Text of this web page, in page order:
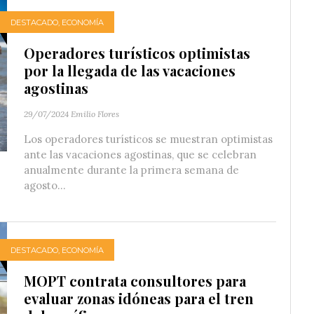
DESTACADO, ECONOMÍA
Operadores turísticos optimistas
por la llegada de las vacaciones
agostinas
29/07/2024 Emilio Flores
Los operadores turísticos se muestran optimistas
ante las vacaciones agostinas, que se celebran
anualmente durante la primera semana de
agosto...
DESTACADO, ECONOMÍA
MOPT contrata consultores para
evaluar zonas idóneas para el tren